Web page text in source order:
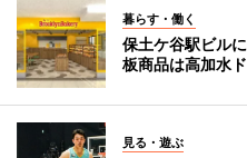
暮らす・働く
保土ケ谷駅ビル
板商品は高加水
見る・遊ぶ